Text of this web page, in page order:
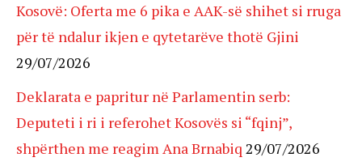
Kosovë: Oferta me 6 pika e AAK-së shihet si rruga
për të ndalur ikjen e qytetarëve thotë Gjini
29/07/2026
Deklarata e papritur në Parlamentin serb:
Deputeti i ri i referohet Kosovës si “fqinj”,
shpërthen me reagim Ana Brnabiq 29/07/2026